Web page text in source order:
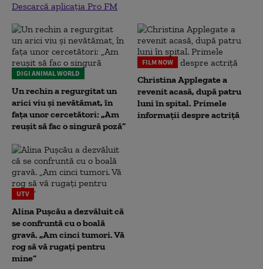
Descarcă aplicația Pro FM
DIGI ANIMAL WORLD
Un rechin a regurgitat un
arici viu și nevătămat, în
fața unor cercetători: „Am
reușit să fac o singură poză”
FILM NOW
Christina Applegate a
revenit acasă, după patru
luni în spital. Primele
informații despre actriță
UTV
Alina Pușcău a dezvăluit că
se confruntă cu o boală
gravă. „Am cinci tumori. Vă
rog să vă rugați pentru
mine”